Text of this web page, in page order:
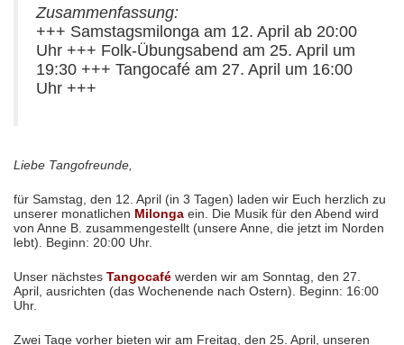
Zusammenfassung:
+++ Samstagsmilonga am 12. April ab 20:00
Uhr +++ Folk-Übungsabend am 25. April um
19:30 +++ Tangocafé am 27. April um 16:00
Uhr +++
Liebe Tangofreunde,
für Samstag, den 12. April (in 3 Tagen) laden wir Euch herzlich zu
unserer monatlichen Milonga ein. Die Musik für den Abend wird
von Anne B. zusammengestellt (unsere Anne, die jetzt im Norden
lebt). Beginn: 20:00 Uhr.
Unser nächstes Tangocafé werden wir am Sonntag, den 27.
April, ausrichten (das Wochenende nach Ostern). Beginn: 16:00
Uhr.
Zwei Tage vorher bieten wir am Freitag, den 25. April, unseren